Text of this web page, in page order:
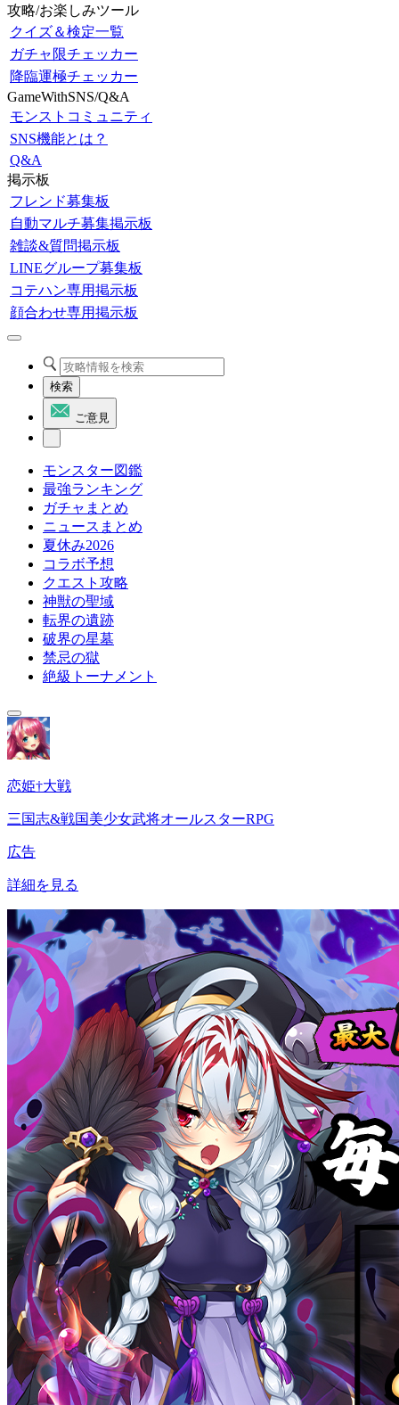
攻略/お楽しみツール
クイズ＆検定一覧
ガチャ限チェッカー
降臨運極チェッカー
GameWithSNS/Q&A
モンストコミュニティ
SNS機能とは？
Q&A
掲示板
フレンド募集板
自動マルチ募集掲示板
雑談&質問掲示板
LINEグループ募集板
コテハン専用掲示板
顔合わせ専用掲示板
検索
ご意見
モンスター図鑑
最強ランキング
ガチャまとめ
ニュースまとめ
夏休み2026
コラボ予想
クエスト攻略
神獣の聖域
転界の遺跡
破界の星墓
禁忌の獄
絶級トーナメント
恋姫†大戦
三国志&戦国美少女武将オールスターRPG
広告
詳細を見る